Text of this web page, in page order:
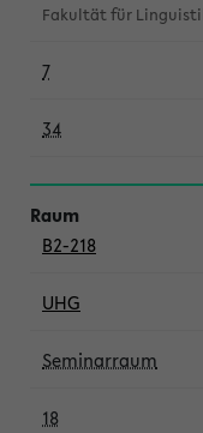
Fakultät für
7
34
B2-218
UHG
Seminarraum
18